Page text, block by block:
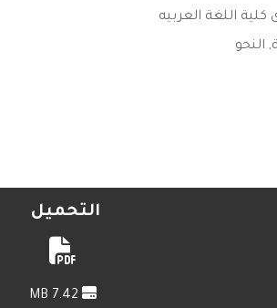
اللغة العربيه
, النحو
التحميل